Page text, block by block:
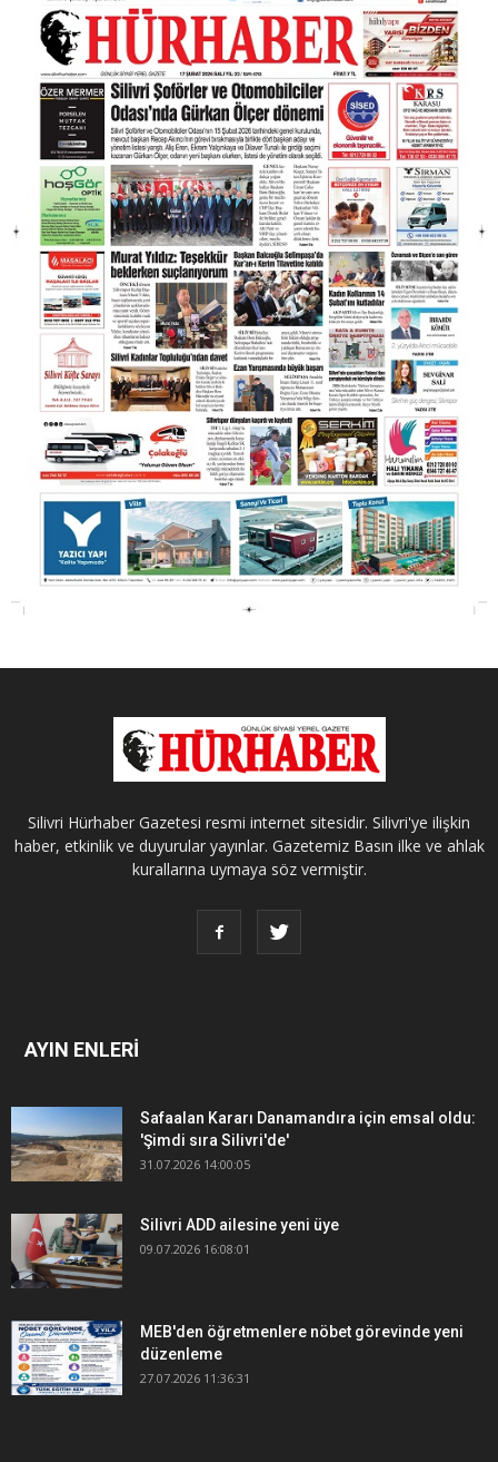
Silivri Hürhaber Gazetesi resmi internet sitesidir. Silivri'ye ilişkin
haber, etkinlik ve duyurular yayınlar. Gazetemiz Basın ilke ve ahlak
kurallarına uymaya söz vermiştir.
AYIN ENLERİ
Safaalan Kararı Danamandıra için emsal oldu:
'Şimdi sıra Silivri'de'
31.07.2026 14:00:05
Silivri ADD ailesine yeni üye
09.07.2026 16:08:01
MEB'den öğretmenlere nöbet görevinde yeni
düzenleme
27.07.2026 11:36:31